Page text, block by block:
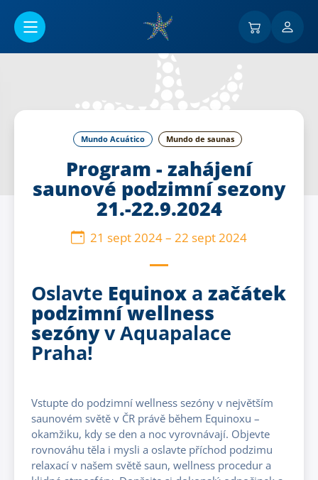
Mundo Acuático Mundo de saunas
Program - zahájení
saunové podzimní sezony
21.-22.9.2024
21 sept 2024– 22 sept 2024
Oslavte Equinox a začátek
podzimní wellness
sezónyv Aquapalace
Praha!
Vstupte do podzimní wellness sezóny v největším
saunovém světě v ČR právě během Equinoxu –
okamžiku, kdy se den a noc vyrovnávají. Objevte
rovnováhu těla i mysli a oslavte příchod podzimu
relaxací v našem světě saun, wellness procedur a